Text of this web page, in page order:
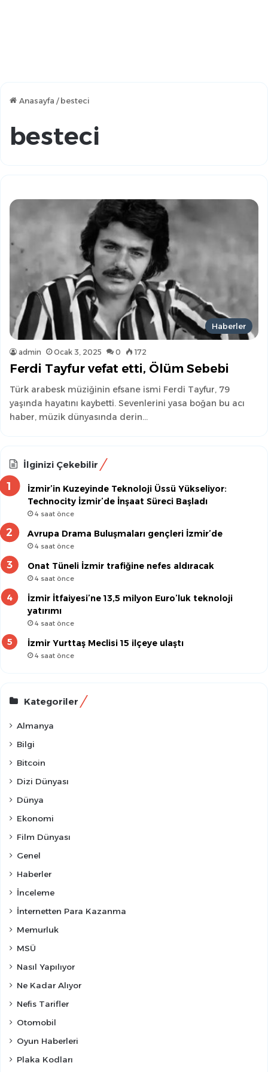
Anasayfa / besteci
besteci
Haberler
admin Ocak 3, 2025 0 172
Ferdi Tayfur vefat etti, Ölüm Sebebi
Türk arabesk müziğinin efsane ismi Ferdi Tayfur, 79
yaşında hayatını kaybetti. Sevenlerini yasa boğan bu acı
haber, müzik dünyasında derin…
İlginizi Çekebilir
İzmir’in Kuzeyinde Teknoloji Üssü Yükseliyor:
Technocity İzmir’de İnşaat Süreci Başladı
4 saat önce
Avrupa Drama Buluşmaları gençleri İzmir’de
4 saat önce
Onat Tüneli İzmir trafiğine nefes aldıracak
4 saat önce
İzmir İtfaiyesi’ne 13,5 milyon Euro’luk teknoloji
yatırımı
4 saat önce
İzmir Yurttaş Meclisi 15 ilçeye ulaştı
4 saat önce
Kategoriler
Almanya
Bilgi
Bitcoin
Dizi Dünyası
Dünya
Ekonomi
Film Dünyası
Genel
Haberler
İnceleme
İnternetten Para Kazanma
Memurluk
MSÜ
Nasıl Yapılıyor
Ne Kadar Alıyor
Nefis Tarifler
Otomobil
Oyun Haberleri
Plaka Kodları